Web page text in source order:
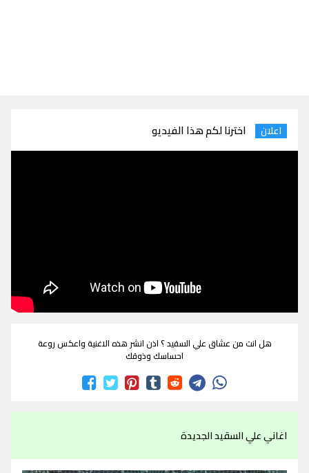
اعلان اخترنا لكم هذا الفيديو
هل انت من عشاق علي السقيد ؟ اذن انشر هذه الاغنية واعكس روعة
احساسك وذوقك
اغاني علي السقيد الجديدة